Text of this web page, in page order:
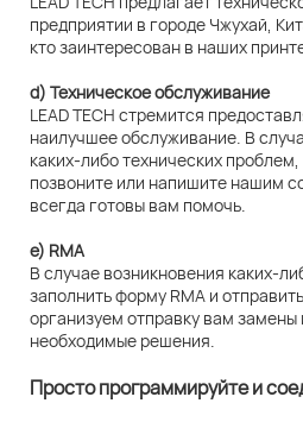
предприятии в городе Чжухай,
кто заинтересован в наших
d) Техническое обслуживание
LEAD TECH стремится
наилучшее обслуживание. В
каких-либо технических
позвоните или напишите нашим
всегда готовы вам помочь.
e) RMA
В случае возникновения каких-
заполнить форму RMA и
организуем отправку вам
необходимые решения.
Просто программируйте и